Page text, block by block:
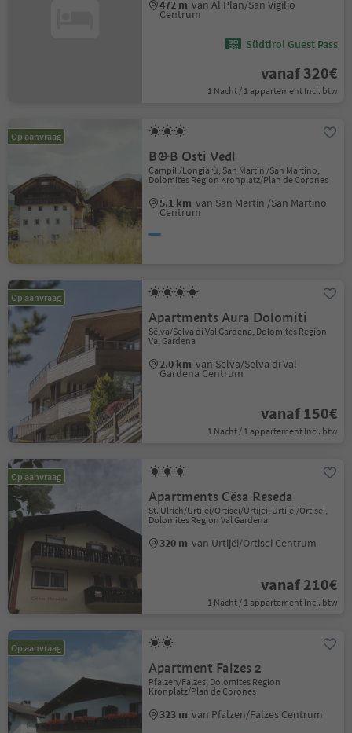
472 m van Al Plan/San Vigilio
Centrum
Südtirol Guest Pass
vanaf 320€
1 Nacht / 1 appartement Incl. btw
Op aanvraag
B&B Osti Vedl
Campill/Longiarù, San Martin /San Martino,
Dolomites Region Kronplatz/Plan de Corones
5.1 km van San Martin /San Martino
Centrum
Op aanvraag
Apartments Aura Dolomiti
Sëlva/Selva di Val Gardena, Dolomites Region
Val Gardena
2.0 km van Sëlva/Selva di Val
Gardena Centrum
vanaf 150€
1 Nacht / 1 appartement Incl. btw
Op aanvraag
Apartments Cësa Reseda
St. Ulrich/Urtijëi/Ortisei/Urtijëi, Urtijëi/Ortisei,
Dolomites Region Val Gardena
320 m van Urtijëi/Ortisei Centrum
vanaf 210€
1 Nacht / 1 appartement Incl. btw
Op aanvraag
Apartment Falzes 2
Pfalzen/Falzes, Dolomites Region
Kronplatz/Plan de Corones
323 m van Pfalzen/Falzes Centrum